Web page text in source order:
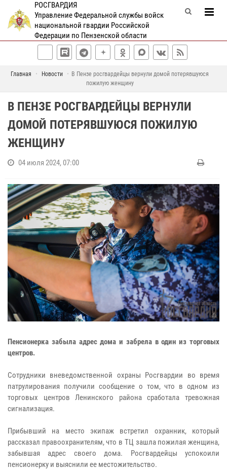
РОСГВАРДИЯ
Управление Федеральной службы войск
национальной гвардии Российской
Федерации по Пензенской области
Главная Новости
В Пензе росгвардейцы вернули домой потерявшуюся
пожилую женщину
В ПЕНЗЕ РОСГВАРДЕЙЦЫ ВЕРНУЛИ
ДОМОЙ ПОТЕРЯВШУЮСЯ ПОЖИЛУЮ
ЖЕНЩИНУ
04 июля 2024, 07:00
Пенсионерка забыла адрес дома и забрела в один из торговых
центров.
Сотрудники вневедомственной охраны Росгвардии во время
патрулирования получили сообщение о том, что в одном из
торговых центров Ленинского района сработала тревожная
сигнализация.
Прибывший на место экипаж встретил охранник, который
рассказал правоохранителям, что в ТЦ зашла пожилая женщина,
забывшая адрес своего дома. Росгвардейцы успокоили
пенсионерку и выяснили ее местожительство.